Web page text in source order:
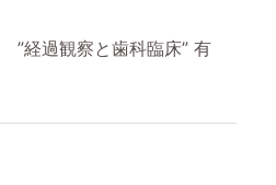
経過観察と歯科臨床” 有